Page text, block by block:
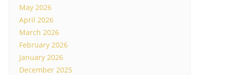
May 2026
April 2026
March 2026
February 2026
January 2026
December 2025